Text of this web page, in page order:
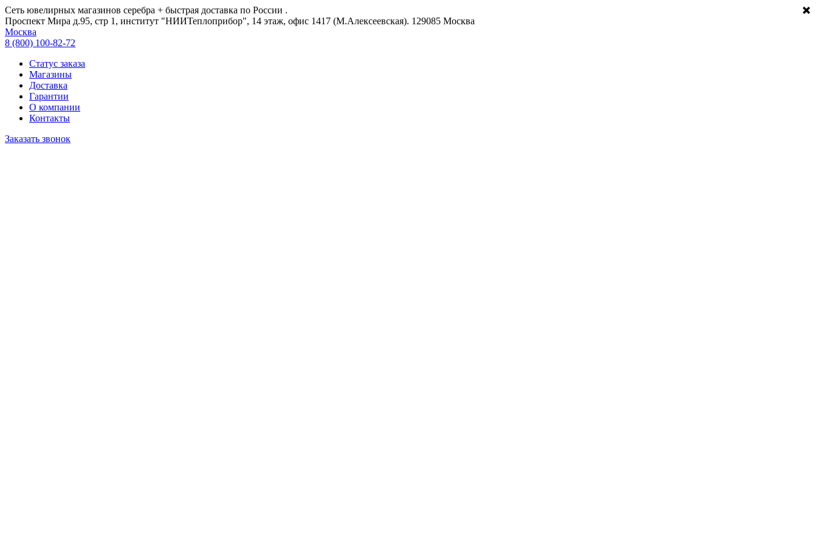
Сеть ювелирных магазинов серебра + быстрая доставка по России .
Проспект Мира д.95, стр 1, институт "НИИТеплоприбор", 14 этаж, офис 1417 (М.Алексеевская). 129085 Москва
Москва
8 (800) 100-82-72
Статус заказа
Магазины
Доставка
Гарантии
О компании
Контакты
Заказать звонок